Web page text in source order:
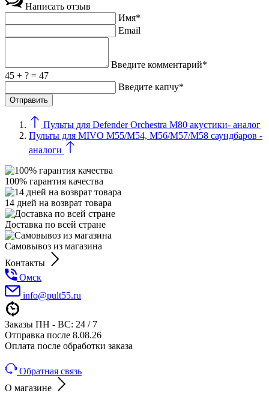
Написать отзыв
Имя*
Email
Введите комментарий*
45 + ? = 47
Введите капчу*
Пульты для Defender Orchestra M80 акустики- аналог
Пульты для MIVO M55/M54, M56/M57/M58 саундбаров -
аналоги
100% гарантия качества
14 дней на возврат товара
Доставка по всей стране
Самовывоз из магазина
Контакты
Омск
info@pult55.ru
Заказы ПН - ВС: 24 / 7
Отправка после 8.08.26
Оплата после обработки заказа
Обратная связь
О магазине